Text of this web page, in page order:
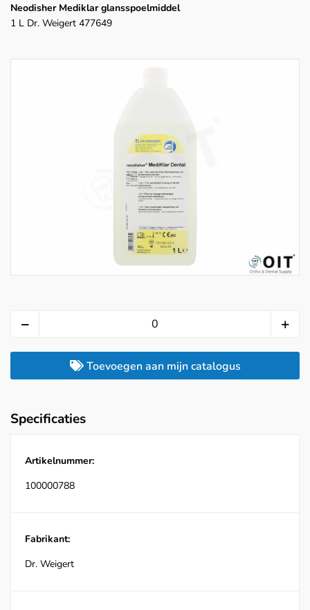
Neodisher Mediklar glansspoelmiddel
1 L Dr. Weigert 477649
Toevoegen aan mijn catalogus
Specificaties
Artikelnummer:
100000788
Fabrikant:
Dr. Weigert